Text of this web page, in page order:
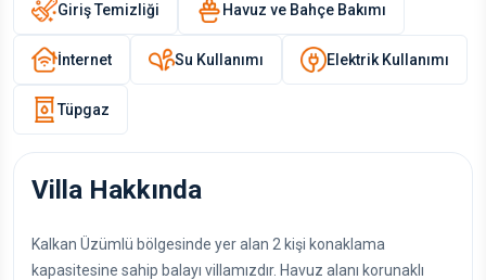
Giriş Temizliği Havuz ve Bahçe Bakımı
İnternet Su Kullanımı Elektrik Kullanımı
Tüpgaz
Villa Hakkında
Kalkan Üzümlü bölgesinde yer alan 2 kişi konaklama
kapasitesine sahip balayı villamızdır. Havuz alanı korunaklı